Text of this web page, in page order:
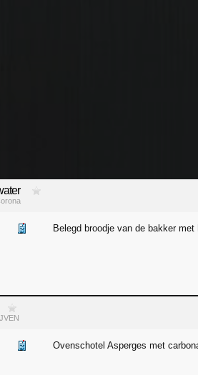
Belegd broodje van de bakker
Ovenschotel Asperges met